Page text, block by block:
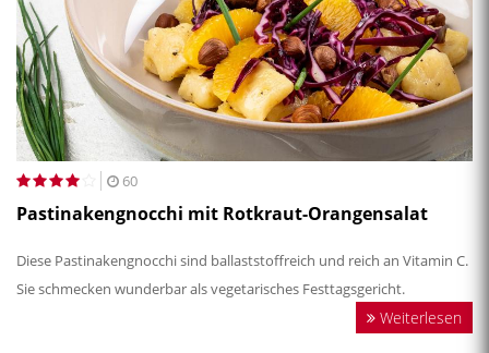
60
Pastinakengnocchi mit Rotkraut-Orangensalat
Diese Pastinakengnocchi sind ballaststoffreich und reich an Vitamin C.
Sie schmecken wunderbar als vegetarisches Festtagsgericht.
Weiterlesen